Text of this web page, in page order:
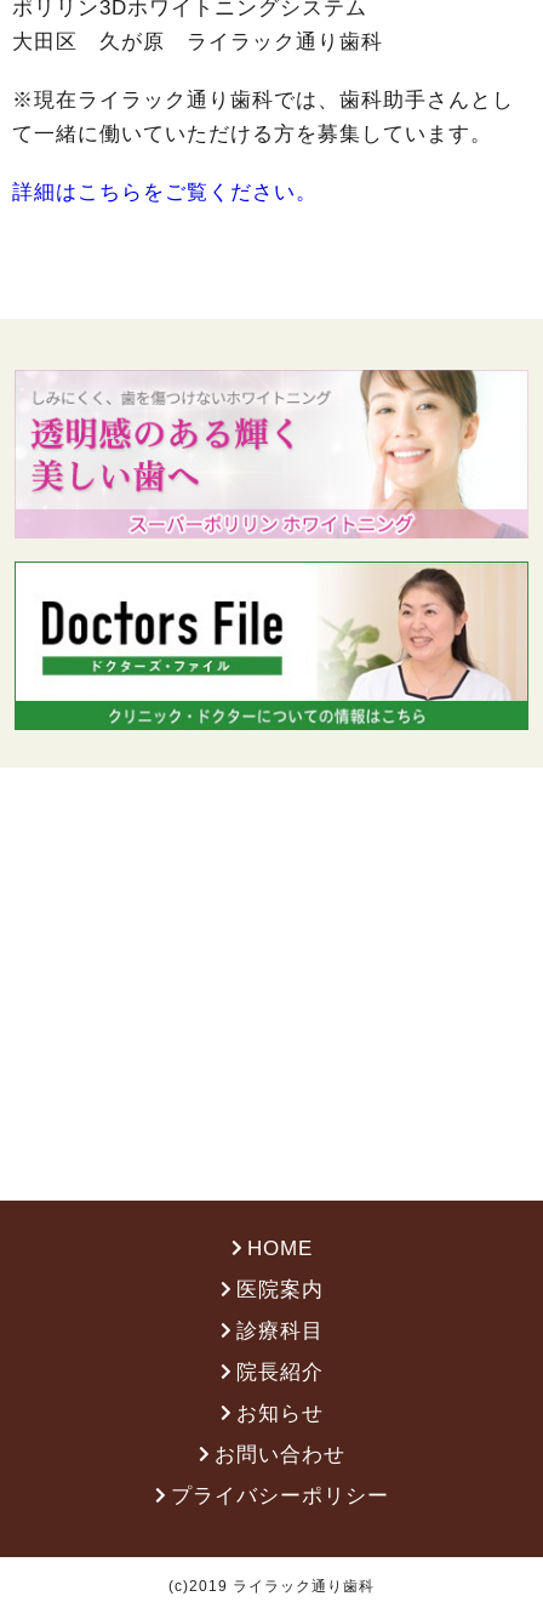
ポリリン3Dホワイトニングシステム
大田区 久が原 ライラック通り歯科
※現在ライラック通り歯科では、歯科助手さんとし
て一緒に働いていただける方を募集しています。
詳細はこちらをご覧ください。
HOME
医院案内
診療科目
院長紹介
お知らせ
お問い合わせ
プライバシーポリシー
(c)2019 ライラック通り歯科